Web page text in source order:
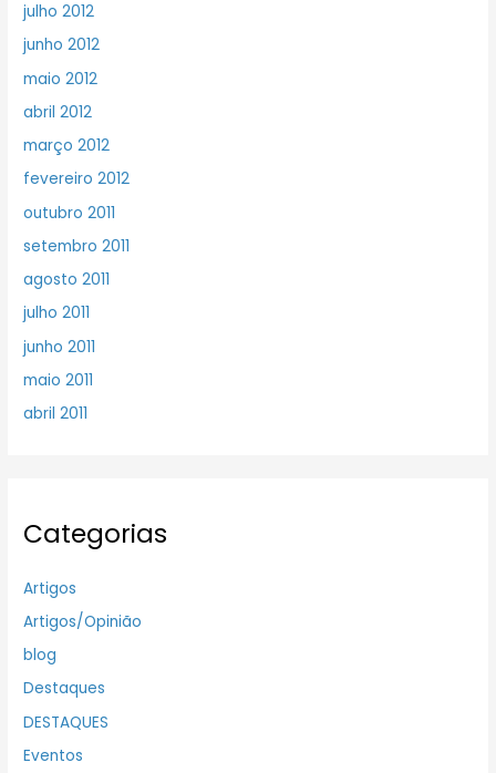
julho 2012
junho 2012
maio 2012
abril 2012
março 2012
fevereiro 2012
outubro 2011
setembro 2011
agosto 2011
julho 2011
junho 2011
maio 2011
abril 2011
Categorias
Artigos
Artigos/Opinião
blog
Destaques
DESTAQUES
Eventos